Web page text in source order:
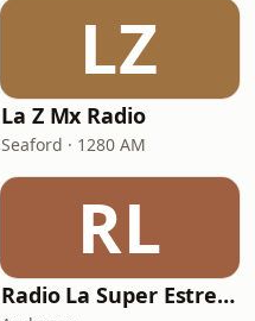
LZ
La Z Mx Radio
Seaford · 1280 AM
RL
Radio La Super Estrella 105.COM